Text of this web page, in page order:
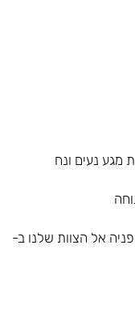
מגע נעים ונח
אל הצוות שלנו ב-